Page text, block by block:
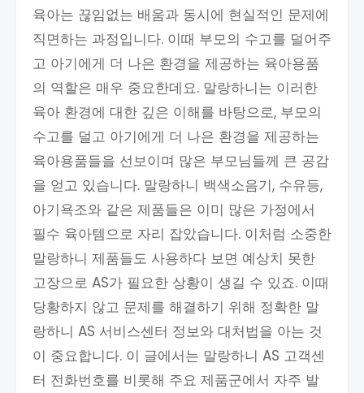
육아는 끊임없는 배움과 동시에 현실적인 문제에
직면하는 과정입니다. 이때 부모의 수고를 덜어주
고 아기에게 더 나은 환경을 제공하는 육아용품
의 역할은 매우 중요한데요. 말랑하니는 이러한
육아 환경에 대한 깊은 이해를 바탕으로, 부모의
수고를 덜고 아기에게 더 나은 환경을 제공하는
육아용품들을 선보이며 많은 부모님들께 큰 공감
을 얻고 있습니다. 말랑하니 백색소음기, 수유등,
아기욕조와 같은 제품들은 이미 많은 가정에서
필수 육아템으로 자리 잡았습니다. 이처럼 소중한
말랑하니 제품들도 사용하다 보면 예상치 못한
고장으로 AS가 필요한 상황이 생길 수 있죠. 이때
당황하지 않고 문제를 해결하기 위해 정확한 말
랑하니 AS 서비스센터 정보와 대처법을 아는 것
이 중요합니다. 이 글에서는 말랑하니 AS 고객센
터 전화번호를 비롯해 주요 제품군에서 자주 발